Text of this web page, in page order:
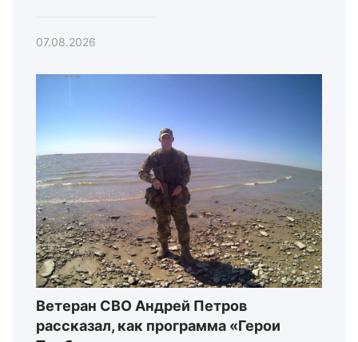
07.08.2026
Ветеран СВО Андрей Петров
рассказал, как программа «Герои